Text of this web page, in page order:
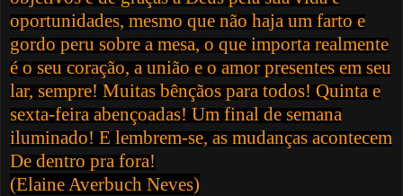
oportunidades, mesmo que não haja um farto e
gordo peru sobre a mesa, o que importa realmente
é o seu coração, a união e o amor presentes em seu
lar, sempre! Muitas bênçãos para todos! Quinta e
sexta-feira abençoadas! Um final de semana
iluminado! E lembrem-se, as mudanças acontecem
De dentro pra fora!
(Elaine Averbuch Neves)